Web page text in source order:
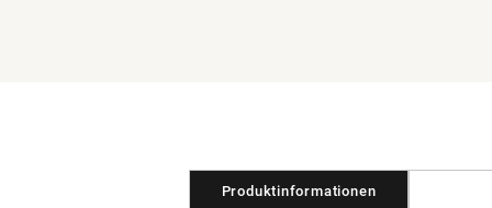
Produktinformationen